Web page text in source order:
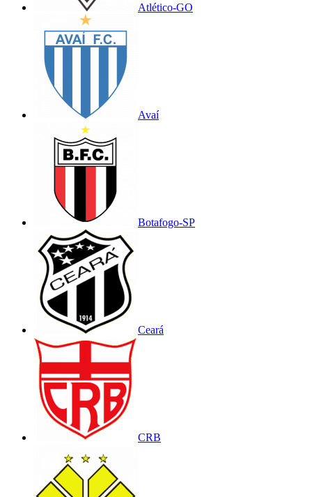
Atlético-GO
Avaí
Botafogo-SP
Ceará
CRB